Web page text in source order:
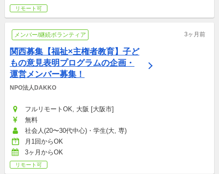
リモート可
メンバー/継続ボランティア 3ヶ月前
関西募集【福祉×主権者教育】子ど
もの意見表明プログラムの企画・
運営メンバー募集！
NPO法人DAKKO
フルリモートOK, 大阪 [大阪市]
無料
社会人(20〜30代中心)・学生(大, 専)
月1回からOK
3ヶ月からOK
リモート可